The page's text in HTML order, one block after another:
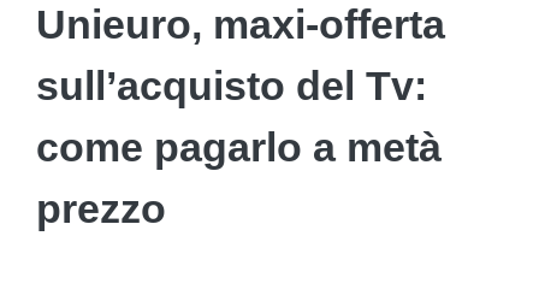
Unieuro, maxi-offerta
sull’acquisto del Tv:
come pagarlo a metà
prezzo